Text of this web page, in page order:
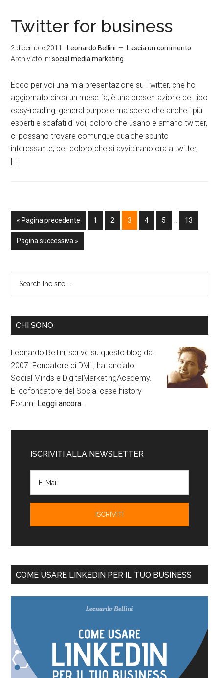
Twitter for business
2 dicembre 2011 - Leonardo Bellini
Lascia un commento
Archiviato in:social media marketing
Ecco per voi una mia presentazione su Twitter, che ho
aggiornato circa un mese fa; è una presentazione del tipo
easy-reading, general purpose ma spero che anche i più
esperti e scafati di voi, coloro che usano e amano twitter,
ci possano trovare comunque qualche spunto
interessante; per coloro che si avvicinano ora a twitter,
[…]
« Pagina precedente 1 2 3 4 5 13
Pagina successiva »
CHI SONO
Leonardo Bellini, scrive su questo blog dal
2007. Fondatore di DML, ha lanciato
Social Minds e DigitalMarketingAcademy.
E' cofondatore del Social case history
Forum. Leggi ancora…
ISCRIVITI ALLA NEWSLETTER
COME USARE LINKEDIN PER IL TUO BUSINESS